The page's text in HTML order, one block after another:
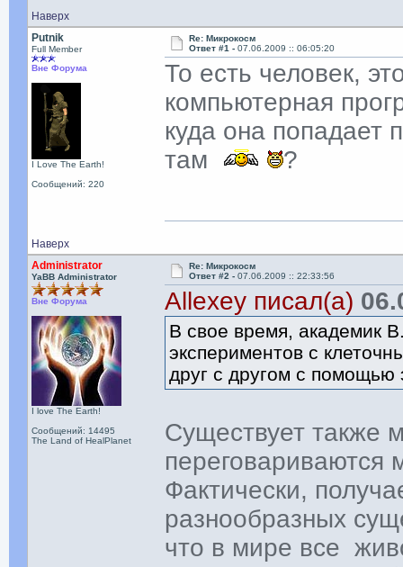
Наверх
Putnik
Full Member
Вне Форума
I Love The Earth!
Сообщений: 220
Re: Микрокосм
Ответ #1 -07.06.2009 :: 06:05:20
То есть человек,
компьютерная
куда она попадает
там
?
Наверх
Administrator
YaBB Administrator
Вне Форума
I love The Earth!
Сообщений: 14495
The Land of HealPlanet
Re: Микрокосм
Ответ #2 -07.06.2009 :: 22:33:56
Allexey писал(а)
В свое время, академик
экспериментов с
друг с другом с помощью
Существует также
переговариваются
Фактически,
разнообразных
что в мире все